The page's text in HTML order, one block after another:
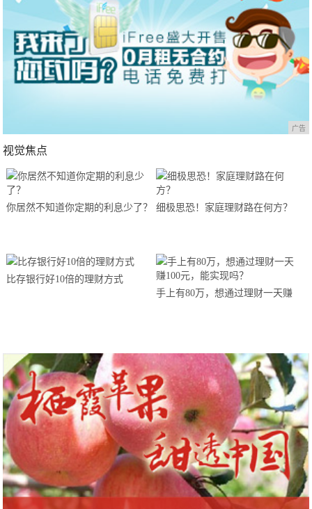
广告
视觉焦点
你居然不知道你定期的利息少了？ 细极思恐！家庭理财路在何方？
比存银行好10倍的理财方式
手上有80万，想通过理财一天赚